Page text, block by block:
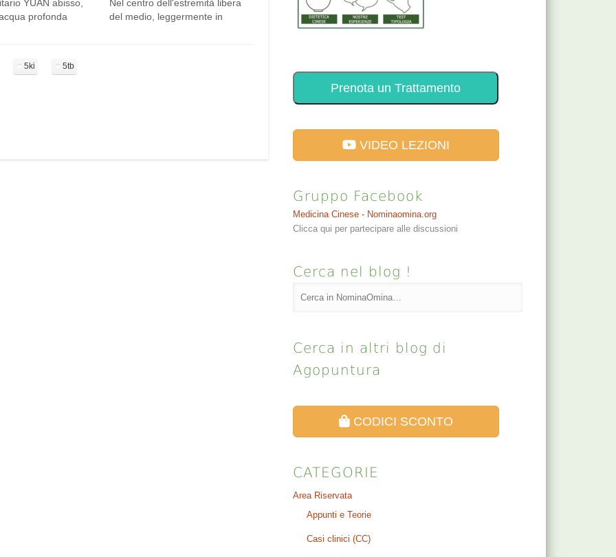
YUAN abisso,
profonda
calmo, solitario
Nel centro dell'estremità libera
del medio, leggermente in
5ki 5tb
Prenota un Trattamento
VIDEO LEZIONI
Gruppo Facebook
Medicina Cinese - Nominaomina.org
Clicca qui per partecipare alle discussioni
Cerca nel blog !
Cerca in altri blog di
Agopuntura
CODICI SCONTO
CATEGORIE
Area Riservata
Appunti e Teorie
Casi clinici (CC)